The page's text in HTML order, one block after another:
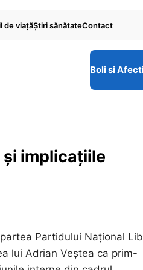
de viaţăŞtiri sănătateContact
Boli si
implicațiile
Partidului Național
lui Adrian Veștea ca prim-